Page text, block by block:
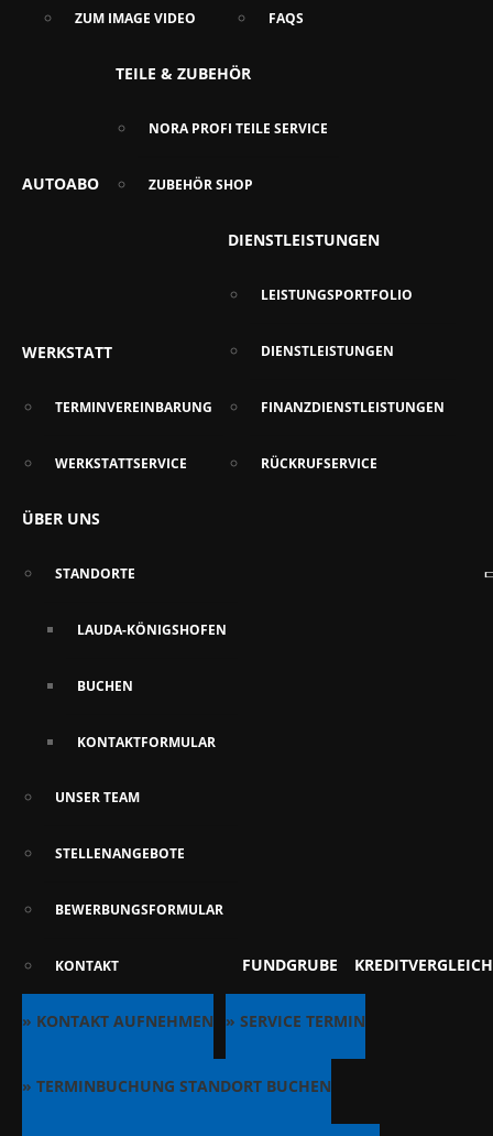
ZUM IMAGE VIDEO FAQS
AUTOABO
TEILE & ZUBEHÖR
NORA PROFI TEILE SERVICE
ZUBEHÖR SHOP
WERKSTATT
TERMINVEREINBARUNG
WERKSTATTSERVICE
DIENSTLEISTUNGEN
LEISTUNGSPORTFOLIO
DIENSTLEISTUNGEN
FINANZDIENSTLEISTUNGEN
RÜCKRUFSERVICE
ÜBER UNS
STANDORTE
LAUDA-KÖNIGSHOFEN
BUCHEN
KONTAKTFORMULAR
UNSER TEAM
STELLENANGEBOTE
BEWERBUNGSFORMULAR
KONTAKT FUNDGRUBE KREDITVERGLEICH
» KONTAKT AUFNEHMEN » SERVICE TERMIN
» TERMINBUCHUNG STANDORT BUCHEN